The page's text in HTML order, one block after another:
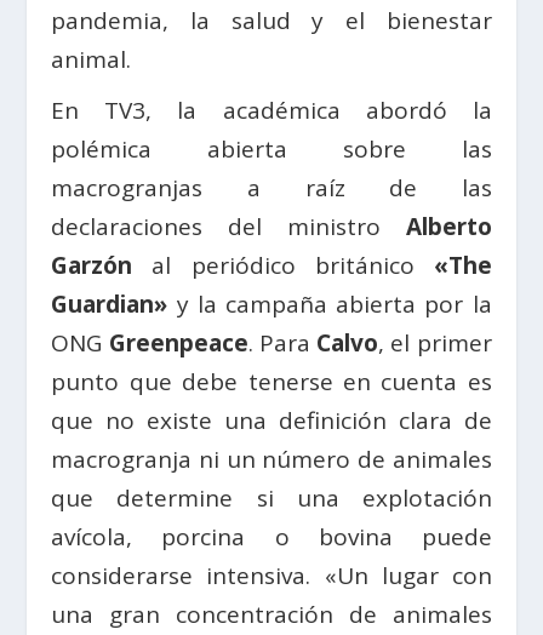
pandemia, la salud y el bienestar
animal.
En TV3, la académica abordó la
polémica abierta sobre las
macrogranjas a raíz de las
declaraciones del ministro Alberto
Garzón al periódico británico «The
Guardian» y la campaña abierta por la
ONG Greenpeace. Para Calvo, el primer
punto que debe tenerse en cuenta es
que no existe una definición clara de
macrogranja ni un número de animales
que determine si una explotación
avícola, porcina o bovina puede
considerarse intensiva. «Un lugar con
una gran concentración de animales